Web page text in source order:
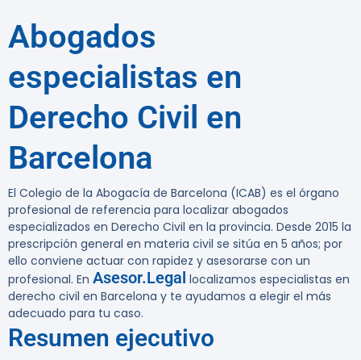
Abogados
especialistas en
Derecho Civil en
Barcelona
El Colegio de la Abogacía de Barcelona (ICAB) es el órgano
profesional de referencia para localizar abogados
especializados en Derecho Civil en la provincia. Desde 2015 la
prescripción general en materia civil se sitúa en 5 años; por
ello conviene actuar con rapidez y asesorarse con un
profesional. En Asesor.Legal localizamos especialistas en
derecho civil en Barcelona y te ayudamos a elegir el más
adecuado para tu caso.
Resumen ejecutivo